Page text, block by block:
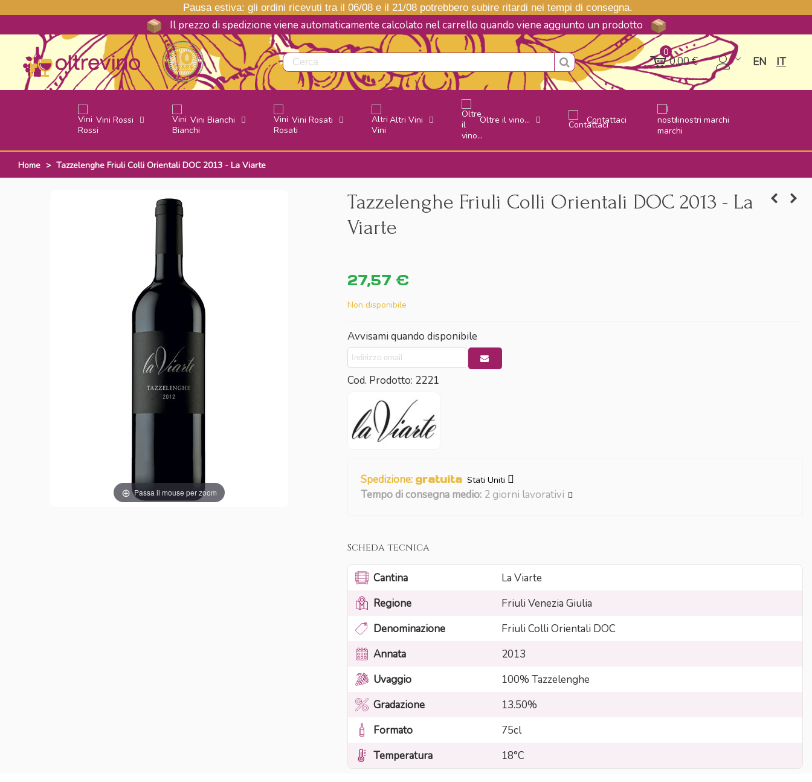
Pausa estiva: gli ordini ricevuti tra il 06/08 e il 21/08 potrebbero subire ritardi nei tempi di consegna.
Il prezzo di spedizione viene automaticamente calcolato nel carrello quando viene aggiunto un prodotto
0
0,00 € EN IT
Vini Rossi Vini Bianchi Vini Rosati Altri Vini Oltre il vino... Contattaci I nostri marchi
Home > Tazzelenghe Friuli Colli Orientali DOC 2013 - La Viarte
Passa il mouse per zoom
Tazzelenghe Friuli Colli Orientali DOC 2013 - La
Viarte
27,57 €
Non disponibile
Avvisami quando disponibile
Cod. Prodotto: 2221
Spedizione: gratuita Stati Uniti
Tempo di consegna medio: 2 giorni lavorativi
Scheda tecnica
Cantina
La Viarte
Regione
Friuli Venezia Giulia
Denominazione
Friuli Colli Orientali DOC
Annata
2013
Uvaggio
100% Tazzelenghe
Gradazione
13.50%
Formato
75cl
Temperatura
18°C